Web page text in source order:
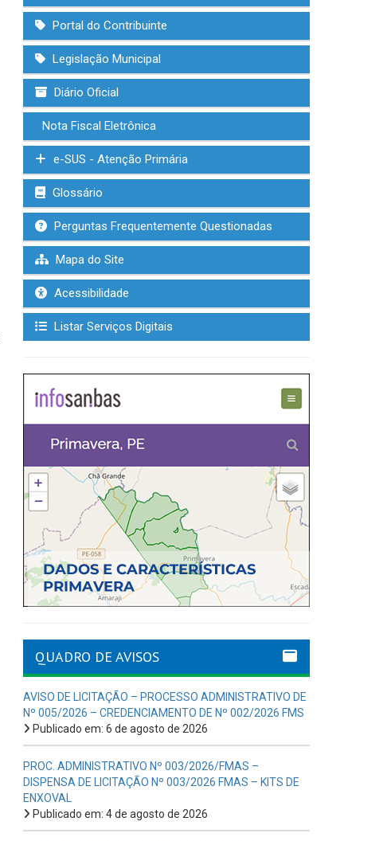
Portal do Contribuinte
Legislação Municipal
Diário Oficial
Nota Fiscal Eletrônica
e-SUS - Atenção Primária
Glossário
Perguntas Frequentemente Questionadas
Mapa do Site
Acessibilidade
Listar Serviços Digitais
QUADRO DE AVISOS
AVISO DE LICITAÇÃO – PROCESSO ADMINISTRATIVO DE
Nº 005/2026 – CREDENCIAMENTO DE Nº 002/2026 FMS
Publicado em: 6 de agosto de 2026
PROC. ADMINISTRATIVO Nº 003/2026/FMAS –
DISPENSA DE LICITAÇÃO Nº 003/2026 FMAS – KITS DE
ENXOVAL
Publicado em: 4 de agosto de 2026